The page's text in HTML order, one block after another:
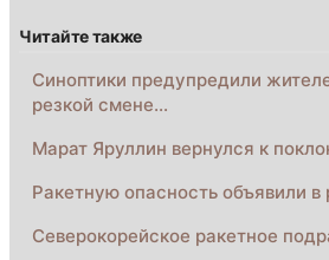
Читайте также
Синоптики предупредили
резкой смене…
Марат Яруллин вернулся к
Ракетную опасность объявили в
Северокорейское ракетное